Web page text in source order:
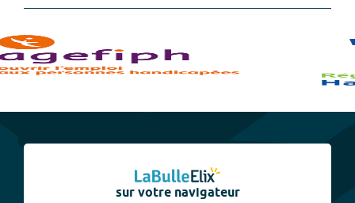
sur votre navigateur